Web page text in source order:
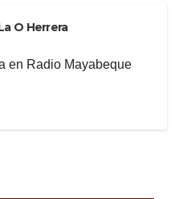
O Herrera
en Radio Mayabeque